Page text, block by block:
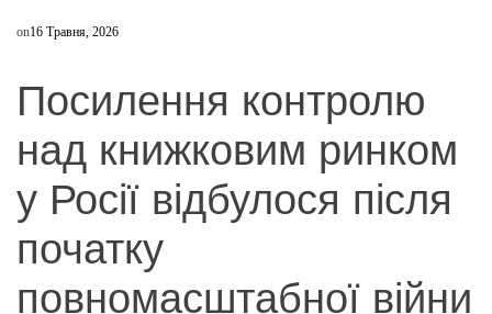
on16 Травня, 2026
Посилення контролю
над книжковим ринком
у Росії відбулося після
початку
повномасштабної війни